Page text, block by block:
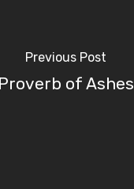
Previous Post
Proverb of Ashes